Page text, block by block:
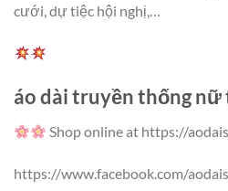
cưới, dự tiệc hội nghị,…
áo dài truyền thống nữ
Shop online at https://
https://www.facebook.com/